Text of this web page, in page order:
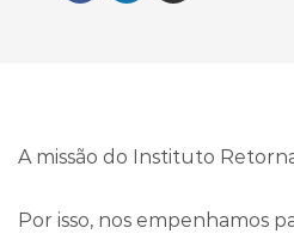
A missão do Instituto
Por isso, nos empenhamos